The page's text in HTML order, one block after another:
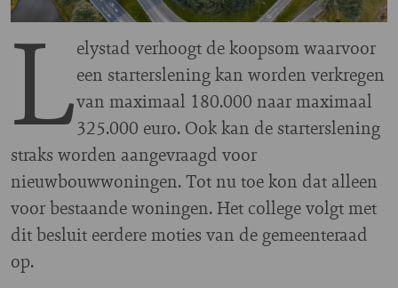
Lelystad verhoogt de koopsom waarvoor
een starterslening kan worden verkregen
van maximaal 180.000 naar maximaal
325.000 euro. Ook kan de starterslening
straks worden aangevraagd voor
nieuwbouwwoningen. Tot nu toe kon dat alleen
voor bestaande woningen. Het college volgt met
dit besluit eerdere moties van de gemeenteraad
op.